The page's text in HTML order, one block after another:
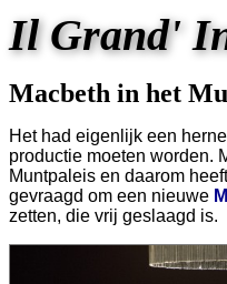
Il Grand'
Macbeth in het
Het had eigenlijk een
productie moeten worden.
Muntpaleis en daarom
gevraagd om een nieuwe
zetten, die vrij geslaagd is.